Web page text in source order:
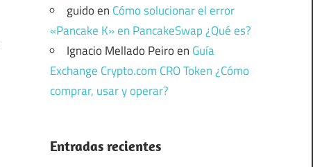
guidoen Cómo solucionar el error
«Pancake K» en PancakeSwap ¿Qué es?
Ignacio Mellado Peiroen Guía
Exchange Crypto.com CRO Token ¿Cómo
comprar, usar y operar?
Entradas recientes